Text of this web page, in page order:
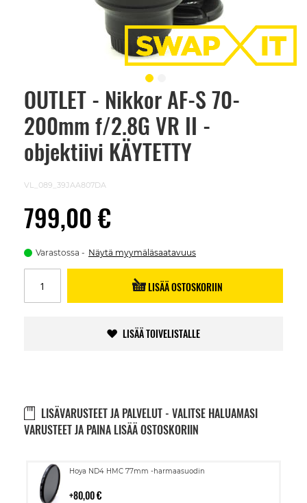
OUTLET - Nikkor AF-S 70-
200mm f/2.8G VR II -
objektiivi KÄYTETTY
VL_089_39JAA807DA
799,00 €
Varastossa Näytä myymäläsaatavuus
LISÄÄ OSTOSKORIIN
LISÄÄ TOIVELISTALLE
LISÄVARUSTEET JA PALVELUT - VALITSE HALUAMASI
VARUSTEET JA PAINA LISÄÄ OSTOSKORIIN
Hoya ND4 HMC 77mm -harmaasuodin
80,00 €
Lisää
Skip
beginning
images